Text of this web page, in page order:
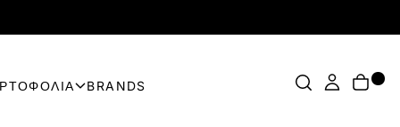
BRANDS